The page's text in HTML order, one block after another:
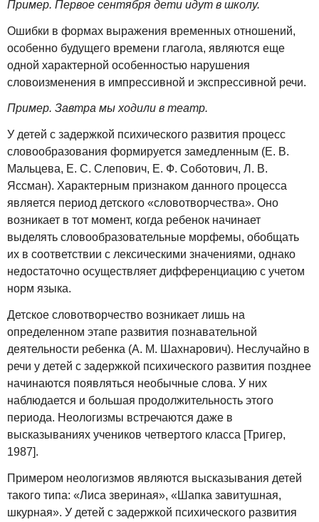
Пример. Первое сентября дети идут в школу.
Ошибки в формах выражения временных отношений,
особенно будущего времени глагола, являются еще
одной характерной особенностью нарушения
словоизменения в импрессивной и экспрессивной речи.
Пример. Завтра мы ходили в театр.
У детей с задержкой психического развития процесс
словообразования формируется замедленным (Е. В.
Мальцева, Е. С. Слепович, Е. Ф. Соботович, Л. В.
Яссман). Характерным признаком данного процесса
является период детского «словотворчества». Оно
возникает в тот момент, когда ребенок начинает
выделять словообразовательные морфемы, обобщать
их в соответствии с лексическими значениями, однако
недостаточно осуществляет дифференциацию с учетом
норм языка.
Детское словотворчество возникает лишь на
определенном этапе развития познавательной
деятельности ребенка (А. М. Шахнарович). Неслучайно в
речи у детей с задержкой психического развития позднее
начинаются появляться необычные слова. У них
наблюдается и большая продолжительность этого
периода. Неологизмы встречаются даже в
высказываниях учеников четвертого класса [Тригер,
1987].
Примером неологизмов являются высказывания детей
такого типа: «Лиса звериная», «Шапка завитушная,
шкурная». У детей с задержкой психического развития